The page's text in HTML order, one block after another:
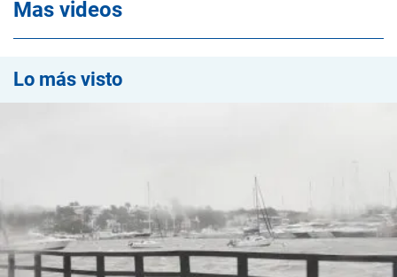
Mas videos
Lo más visto